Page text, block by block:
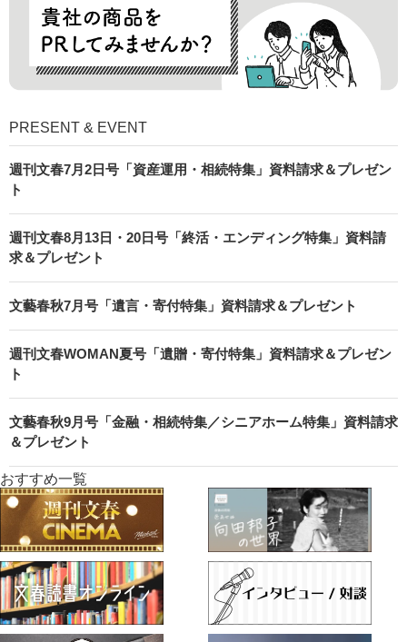
PRESENT & EVENT
週刊文春7月2日号「資産運用・相続特集」資料請求＆プレゼン
ト
週刊文春8月13日・20日号「終活・エンディング特集」資料請
求＆プレゼント
文藝春秋7月号「遺言・寄付特集」資料請求＆プレゼント
週刊文春WOMAN夏号「遺贈・寄付特集」資料請求＆プレゼン
ト
文藝春秋9月号「金融・相続特集／シニアホーム特集」資料請求
＆プレゼント
おすすめ一覧